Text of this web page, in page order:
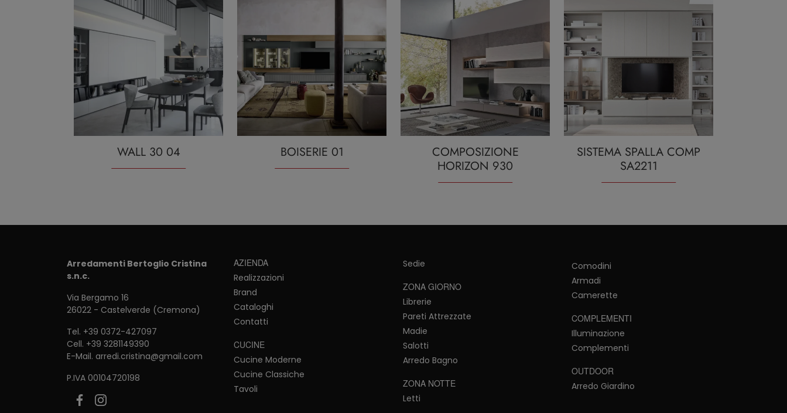
WALL 30 04 BOISERIE 01
COMPOSIZIONE
HORIZON 930
SISTEMA SPALLA COMP
SA2211
Arredamenti Bertoglio Cristina
s.n.c.
Via Bergamo 16
26022 - Castelverde (Cremona)
Tel. +39 0372-427097
Cell. +39 3281149390
E-Mail. arredi.cristina@gmail.com
P.IVA 00104720198
AZIENDA
Realizzazioni
Brand
Cataloghi
Contatti
CUCINE
Cucine Moderne
Cucine Classiche
Tavoli
Sedie
ZONA GIORNO
Librerie
Pareti Attrezzate
Madie
Salotti
Arredo Bagno
ZONA NOTTE
Letti
Comodini
Armadi
Camerette
COMPLEMENTI
Illuminazione
Complementi
OUTDOOR
Arredo Giardino